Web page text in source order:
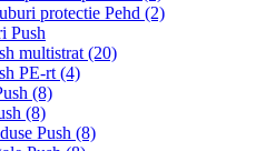
protectie Pehd (2)
Push
multistrat (20)
PE-rt (4)
(8)
(8)
Push (8)